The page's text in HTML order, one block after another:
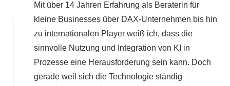
Mit über 14 Jahren Erfahrung als Beraterin für
kleine Businesses über DAX-Unternehmen bis hin
zu internationalen Player weiß ich, dass die
sinnvolle Nutzung und Integration von KI in
Prozesse eine Herausforderung sein kann. Doch
gerade weil sich die Technologie ständig